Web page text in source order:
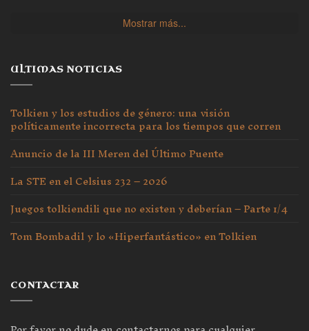
Mostrar más...
ULTIMAS NOTICIAS
Tolkien y los estudios de género: una visión
políticamente incorrecta para los tiempos que corren
Anuncio de la III Meren del Último Puente
La STE en el Celsius 232 – 2026
Juegos tolkiendili que no existen y deberían – Parte 1/4
Tom Bombadil y lo «Hiperfantástico» en Tolkien
CONTACTAR